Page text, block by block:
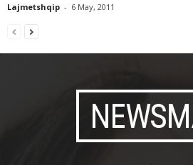
Lajmetshqip - 6 May, 2011